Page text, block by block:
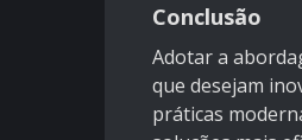
Conclusão
Adotar a
que desejam
práticas